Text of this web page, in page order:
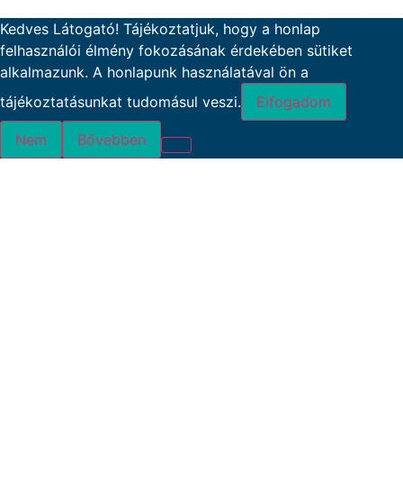
Kedves Látogató! Tájékoztatjuk, hogy a honlap
felhasználói élmény fokozásának érdekében sütiket
alkalmazunk. A honlapunk használatával ön a
tájékoztatásunkat tudomásul veszi.
Elfogadom
Nem Bővebben